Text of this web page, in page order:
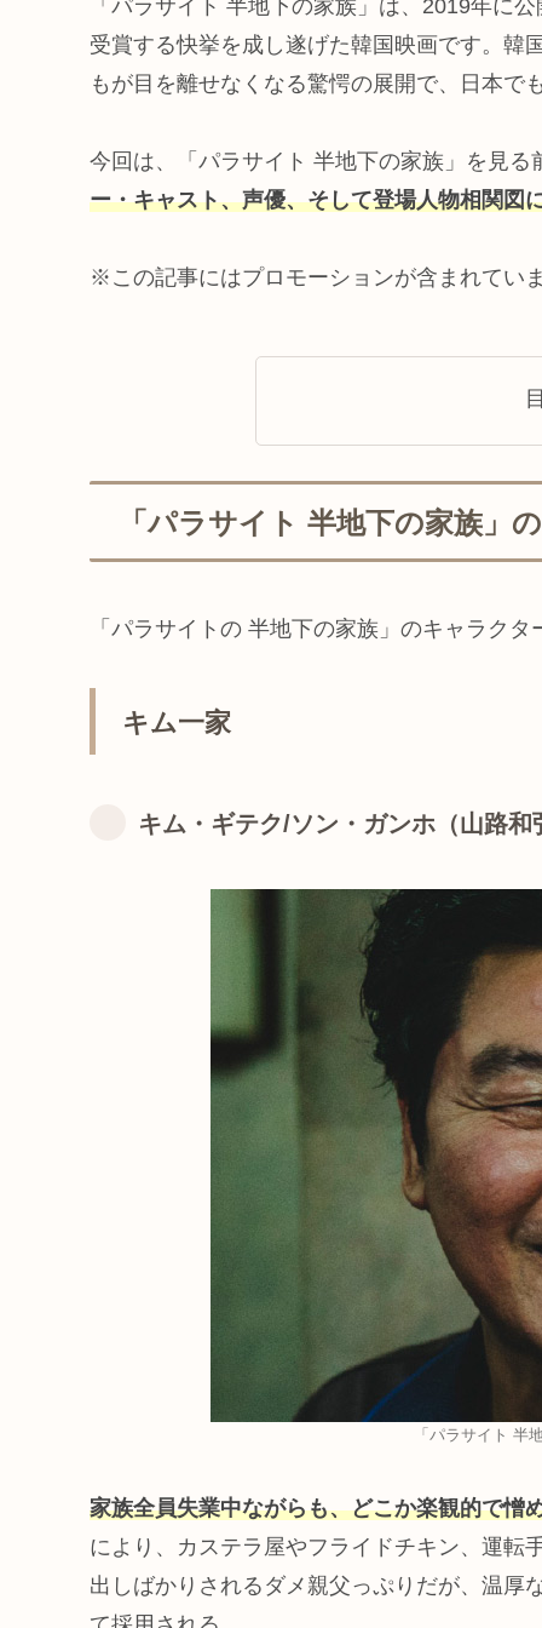
「パラサイト 半地下の家族」は、2019年に
受賞する快挙を成し遂げた韓国映画です。韓
もが目を離せなくなる驚愕の展開で、日本で
今回は、「パラサイト 半地下の家族」を見る
ー・キャスト、声優、そして登場人物相関図
※この記事にはプロモーションが含まれてい
「パラサイト 半地下の家族」
「パラサイトの 半地下の家族」のキャラク
キム一家
キム・ギテク/ソン・ガンホ（山路和
「パラサイト 半
家族全員失業中ながらも、どこか楽観的で憎
により、カステラ屋やフライドチキン、運転
出しばかりされるダメ親父っぷりだが、温厚